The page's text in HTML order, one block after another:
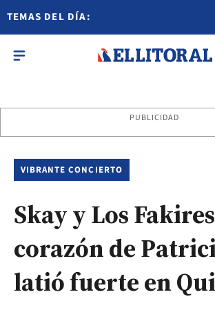
TEMAS DEL DÍA:
PUBLICIDAD
VIBRANTE CONCIERTO
Skay y Los
corazón de
latió fuerte en